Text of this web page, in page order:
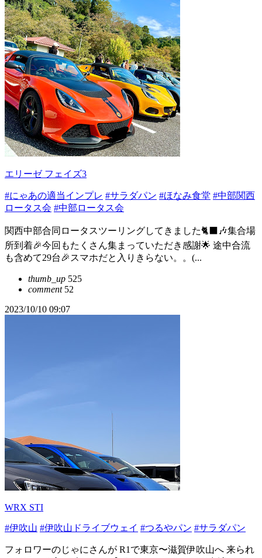
エリーゼ フェイズ3
#にゃあの適当インプレ #サラダパン #ほなみ食堂 #中部関西
ロータス会 #中部ロータス会
関西中部合同ロータスツーリングしてきました🐈‍⬛🎶集合場
所到着🎉今回もたくさん集まっていただき感謝🌟 途中合流
も含めて29台🎉スマホだと入りきらない。。(...
thumb_up 525
comment52
2023/10/10 09:07
WRX STI
#伊吹山 #伊吹山ドライブウェイ #つるやパン #サラダパン
フォロワーのじゃにさんが R1で東京〜滋賀伊吹山へ 来られ